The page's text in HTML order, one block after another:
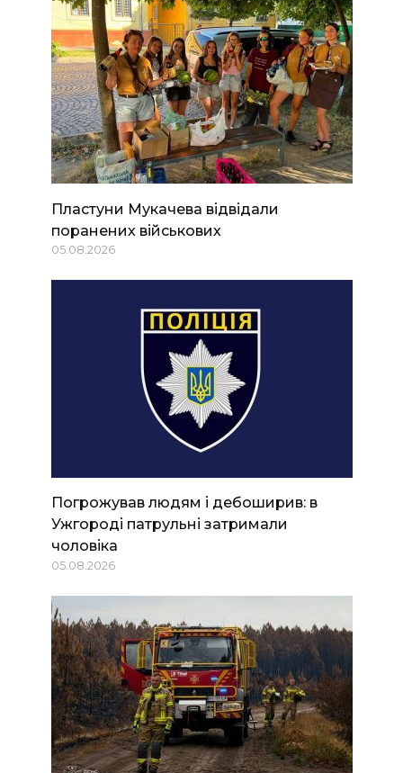
Пластуни Мукачева відвідали
поранених військових
05.08.2026
Погрожував людям і дебоширив: в
Ужгороді патрульні затримали
чоловіка
05.08.2026